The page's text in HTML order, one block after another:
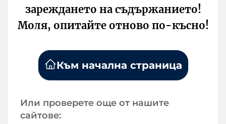
зареждането на съдържанието!
Моля, опитайте отново по-късно!
Към начална страница
Или проверете още от нашите
сайтове: